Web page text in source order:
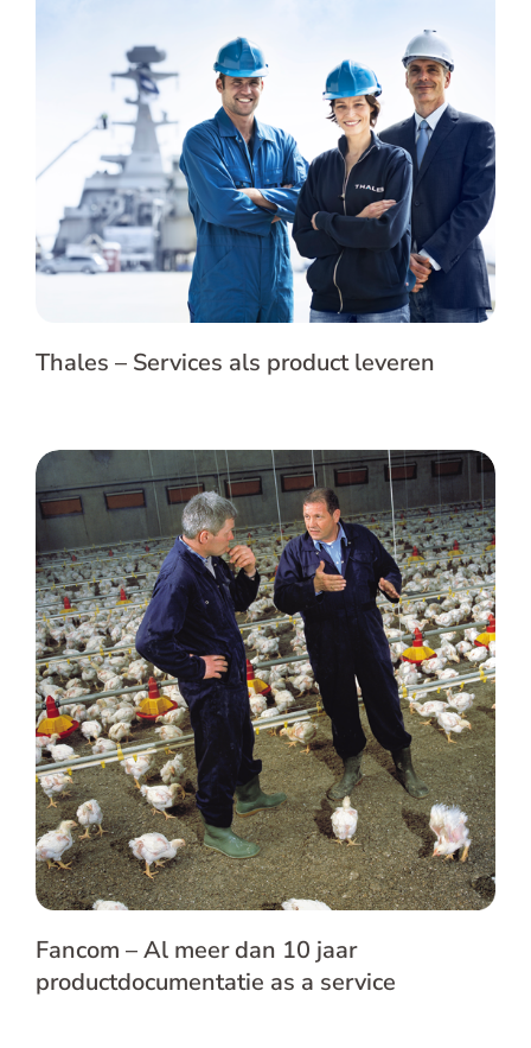
Thales – Services als product leveren
Thales – Services als product leveren
Fancom – Al meer dan 10 jaar
productdocumentatie as a service
Fancom – Al meer dan 10 jaar
productdocumentatie as a service